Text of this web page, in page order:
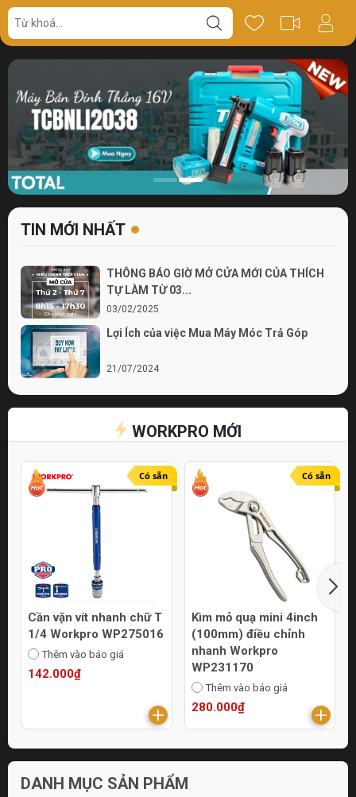
TIN MỚI NHẤT
THÔNG BÁO GIỜ MỞ CỬA MỚI CỦA THÍCH
TỰ LÀM TỪ 03...
03/02/2025
Lợi Ích của việc Mua Máy Móc Trả Góp
21/07/2024
Bí quyết chọn lựa cửa hàng điện nước chất
lượng
21/07/2024
Online
21/07/2024
WORKPRO MỚI
Có sẵn
Cần vặn vít nhanh chữ T
1/4 Workpro WP275016
Thêm vào báo giá
142.000₫
Có sẵn
Kìm mỏ quạ mini 4inch
(100mm) điều chỉnh
nhanh Workpro
WP231170
Thêm vào báo giá
280.000₫
DANH MỤC SẢN PHẨM